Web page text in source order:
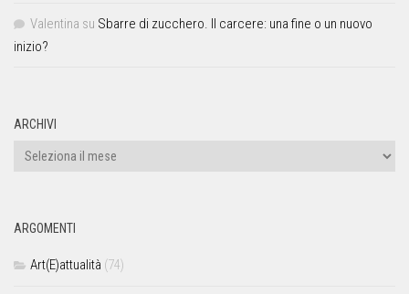
Valentina su Sbarre di zucchero. Il carcere: una fine o un nuovo
inizio?
ARCHIVI
ARGOMENTI
Art(E)attualità (74)